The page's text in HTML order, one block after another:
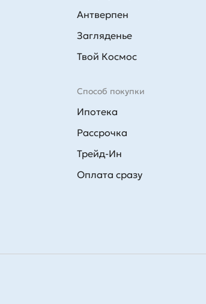
Способ покупки
Ипотека
Рассрочка
Трейд-Ин
Оплата сразу
Антверпен
Загляденье
Твой Космос